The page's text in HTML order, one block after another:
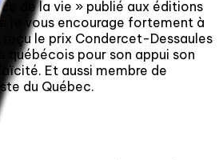
de la vie » publié aux éditions
je vous encourage fortement à
reçu le prix Condercet-Dessaules
québécois pour son appui son
Et aussi membre de
du Québec.